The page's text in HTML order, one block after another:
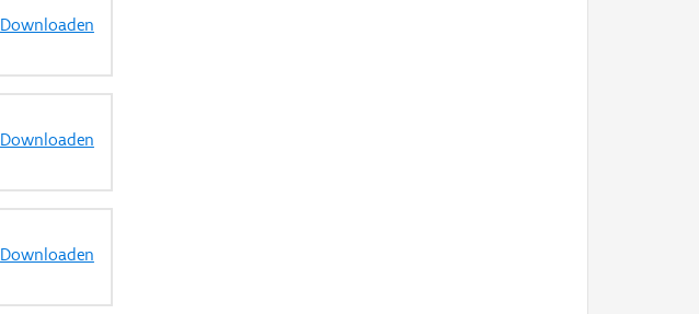
Downloaden
Downloaden
Downloaden